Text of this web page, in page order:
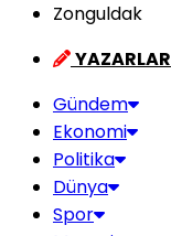
Zonguldak
YAZARLAR
Gündem
Ekonomi
Politika
Dünya
Spor